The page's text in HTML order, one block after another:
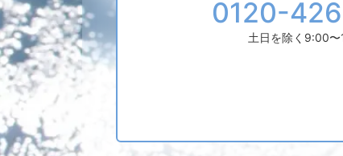
0120-
土日を除く9:00